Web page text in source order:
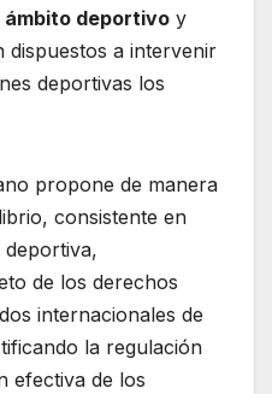
ámbito deportivo y
dispuestos a intervenir
deportivas los
propone de manera
consistente en
de los derechos
internacionales de
la regulación
efectiva de los